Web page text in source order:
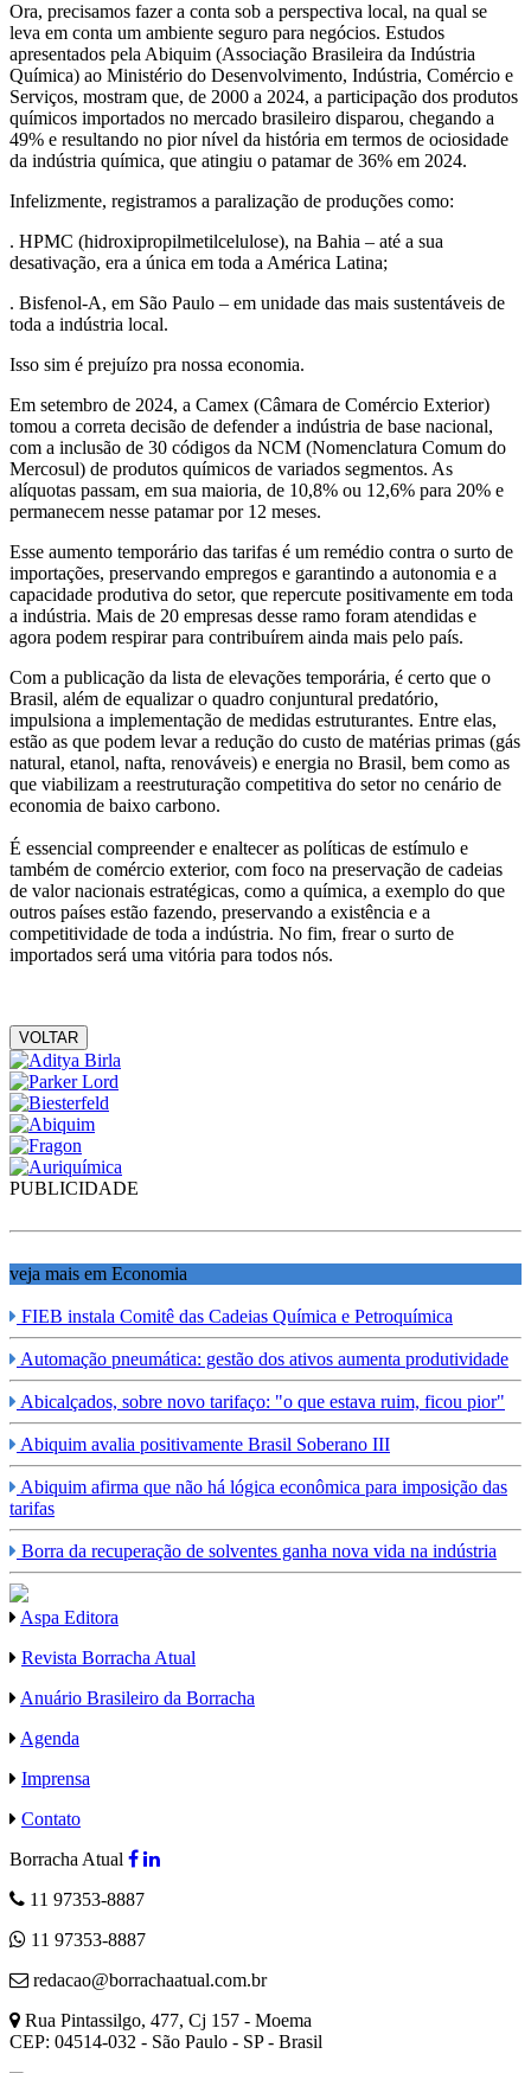
Ora, precisamos fazer a conta sob a perspectiva local, na qual se
leva em conta um ambiente seguro para negócios. Estudos
apresentados pela Abiquim (Associação Brasileira da Indústria
Química) ao Ministério do Desenvolvimento, Indústria, Comércio e
Serviços, mostram que, de 2000 a 2024, a participação dos produtos
químicos importados no mercado brasileiro disparou, chegando a
49% e resultando no pior nível da história em termos de ociosidade
da indústria química, que atingiu o patamar de 36% em 2024.
Infelizmente, registramos a paralização de produções como:
. HPMC (hidroxipropilmetilcelulose), na Bahia – até a sua
desativação, era a única em toda a América Latina;
. Bisfenol-A, em São Paulo – em unidade das mais sustentáveis de
toda a indústria local.
Isso sim é prejuízo pra nossa economia.
Em setembro de 2024, a Camex (Câmara de Comércio Exterior)
tomou a correta decisão de defender a indústria de base nacional,
com a inclusão de 30 códigos da NCM (Nomenclatura Comum do
Mercosul) de produtos químicos de variados segmentos. As
alíquotas passam, em sua maioria, de 10,8% ou 12,6% para 20% e
permanecem nesse patamar por 12 meses.
Esse aumento temporário das tarifas é um remédio contra o surto de
importações, preservando empregos e garantindo a autonomia e a
capacidade produtiva do setor, que repercute positivamente em toda
a indústria. Mais de 20 empresas desse ramo foram atendidas e
agora podem respirar para contribuírem ainda mais pelo país.
Com a publicação da lista de elevações temporária, é certo que o
Brasil, além de equalizar o quadro conjuntural predatório,
impulsiona a implementação de medidas estruturantes. Entre elas,
estão as que podem levar a redução do custo de matérias primas (gás
natural, etanol, nafta, renováveis) e energia no Brasil, bem como as
que viabilizam a reestruturação competitiva do setor no cenário de
economia de baixo carbono.
É essencial compreender e enaltecer as políticas de estímulo e
também de comércio exterior, com foco na preservação de cadeias
de valor nacionais estratégicas, como a química, a exemplo do que
outros países estão fazendo, preservando a existência e a
competitividade de toda a indústria. No fim, frear o surto de
importados será uma vitória para todos nós.
VOLTAR
PUBLICIDADE
veja mais em Economia
FIEB instala Comitê das Cadeias Química e Petroquímica
Automação pneumática: gestão dos ativos aumenta produtividade
Abicalçados, sobre novo tarifaço: "o que estava ruim, ficou pior"
Abiquim avalia positivamente Brasil Soberano III
Abiquim afirma que não há lógica econômica para imposição das
tarifas
Borra da recuperação de solventes ganha nova vida na indústria
Aspa Editora
Revista Borracha Atual
Anuário Brasileiro da Borracha
Agenda
Imprensa
Contato
Borracha Atual
11 97353-8887
11 97353-8887
redacao@borrachaatual.com.br
Rua Pintassilgo, 477, Cj 157 - Moema
CEP: 04514-032 - São Paulo - SP - Brasil